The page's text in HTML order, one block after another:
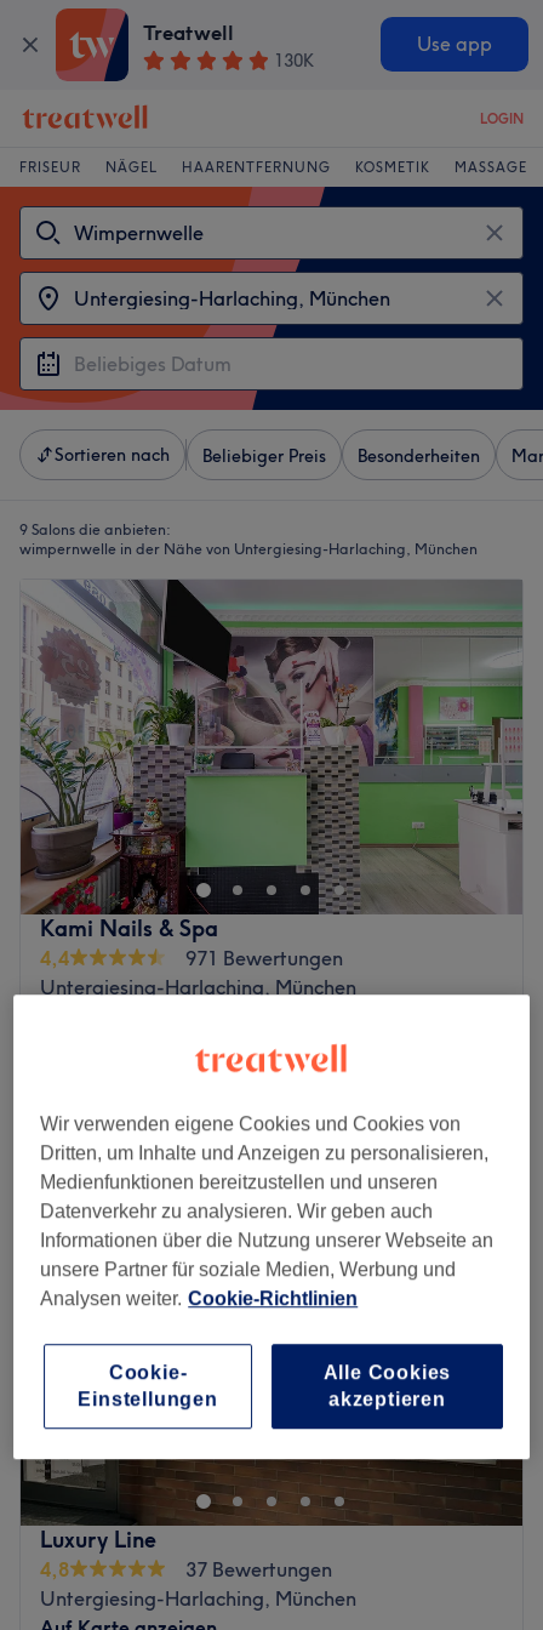
Treatwell
130K
Use app
LOGIN
FRISEUR NÄGEL HAARENTFERNUNG KOSMETIK MASSAGE
Sortieren nach Beliebiger Preis Besonderheiten
9 Salons die anbieten:
wimpernwelle in der Nähe von Untergiesing-Harlaching, München
Kami Nails & Spa
4,4
971 Bewertungen
Untergiesing-Harlaching, München
Montag 09:30–19:30
Dienstag
09:30–19:30
Mittwoch
09:30–19:30
Donnerstag
09:30– 19:30
Freitag
Sonntag
Geschlossen
Ein gepflegtes Äußeres vom Kopf bis Fuß ist für Viele ein
Muss. Daher schaue im Salon Kami Nails & Spa ở
München vorbei und lass dich von professional Leistungen
und mit Bedacht ausgewählten Produkten überzeugen.
Với Gesichtsbehandlung, über Waxing bis zur Maniküre
und Pediküre findest du hier alles.
Nächste öffentliche Verkehrsmittel:
Die Bushaltestelle Humboldtstraße und die U-Bahn
Luxury Line
4,8
37 Bewertungen
Untergiesing-Harlaching, München
Wir verwenden eigene Cookies und Cookies von
Dritten, um Inhalte und Anzeigen zu personalisieren,
Medienfunktionen bereitzustellen und unseren
Datenverkehr zu analysieren. Wir geben auch
Informationen über die Nutzung unserer Webseite an
unsere Partner für soziale Medien, Werbung und
Analysen weiter. Cookie-Richtlinien
Cookie-
Einstellungen
Alle Cookies
akzeptieren